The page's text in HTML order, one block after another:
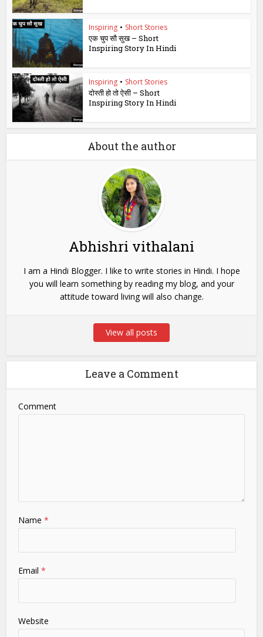
Inspiring • Short Stories
एक चुप सौ सुख – Short
Inspiring Story In Hindi
Inspiring • Short Stories
दोस्ती हो तो ऐसी – Short
Inspiring Story In Hindi
About the author
Abhishri vithalani
I am a Hindi Blogger. I like to write stories in Hindi. I hope
you will learn something by reading my blog, and your
attitude toward living will also change.
View all posts
Leave a Comment
Comment
Name*
Email*
Website